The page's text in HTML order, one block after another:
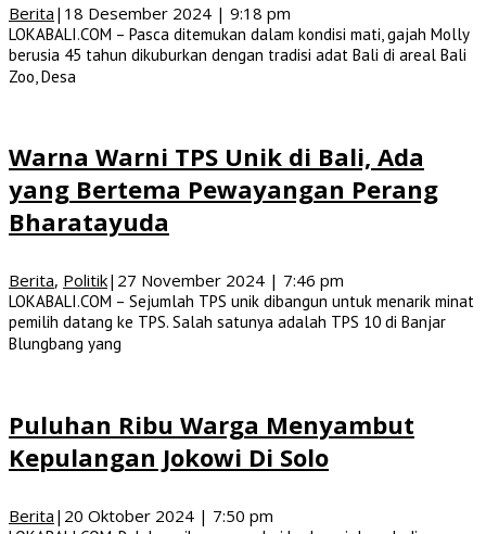
Berita | 18 Desember 2024 | 9:18 pm
LOKABALI.COM – Pasca ditemukan dalam kondisi mati, gajah Molly
berusia 45 tahun dikuburkan dengan tradisi adat Bali di areal Bali
Zoo, Desa
Warna Warni TPS Unik di Bali, Ada
yang Bertema Pewayangan Perang
Bharatayuda
Berita, Politik| 27 November 2024 | 7:46 pm
LOKABALI.COM – Sejumlah TPS unik dibangun untuk menarik minat
pemilih datang ke TPS. Salah satunya adalah TPS 10 di Banjar
Blungbang yang
Puluhan Ribu Warga Menyambut
Kepulangan Jokowi Di Solo
Berita | 20 Oktober 2024 | 7:50 pm